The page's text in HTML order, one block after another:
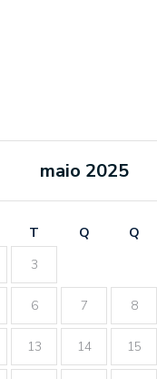
maio 2025
T Q Q
3
6 7 8
13 14 15